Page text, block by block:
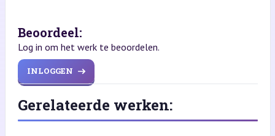
Beoordeel:
Log in om het werk te beoordelen.
INLOGGEN
Gerelateerde werken: